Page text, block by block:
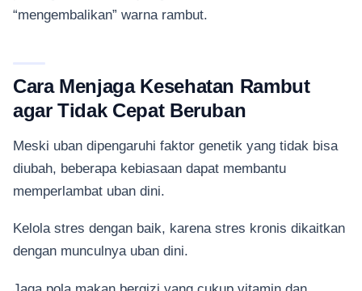
“mengembalikan” warna rambut.
Cara Menjaga Kesehatan Rambut
agar Tidak Cepat Beruban
Meski uban dipengaruhi faktor genetik yang tidak bisa
diubah, beberapa kebiasaan dapat membantu
memperlambat uban dini.
Kelola stres dengan baik, karena stres kronis dikaitkan
dengan munculnya uban dini.